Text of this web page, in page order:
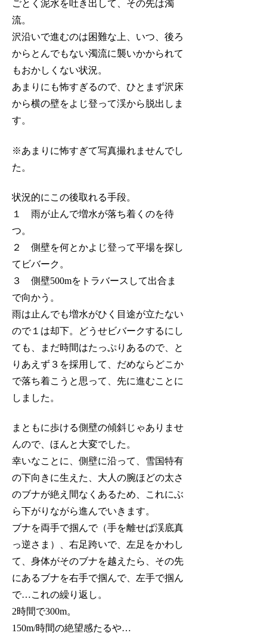
ごとく泥水を吐き出して、その先は濁
流。
沢沿いで進むのは困難な上、いつ、後ろ
からとんでもない濁流に襲いかかられて
もおかしくない状況。
あまりにも怖すぎるので、ひとまず沢床
から横の壁をよじ登って渓から脱出しま
す。
※あまりに怖すぎて写真撮れませんでし
た。
状況的にこの後取れる手段。
１ 雨が止んで増水が落ち着くのを待
つ。
２ 側壁を何とかよじ登って平場を探し
てビバーク。
３ 側壁500mをトラバースして出合ま
で向かう。
雨は止んでも増水がひく目途が立たない
ので１は却下。どうせビバークするにし
ても、まだ時間はたっぷりあるので、と
りあえず３を採用して、だめならどこか
で落ち着こうと思って、先に進むことに
しました。
まともに歩ける側壁の傾斜じゃありませ
んので、ほんと大変でした。
幸いなことに、側壁に沿って、雪国特有
の下向きに生えた、大人の腕ほどの太さ
のブナが絶え間なくあるため、これにぶ
ら下がりながら進んでいきます。
ブナを両手で掴んで（手を離せば渓底真
っ逆さま）、右足跨いで、左足をかわし
て、身体がそのブナを越えたら、その先
にあるブナを右手で掴んで、左手で掴ん
で…これの繰り返し。
2時間で300m。
150m/時間の絶望感たるや…